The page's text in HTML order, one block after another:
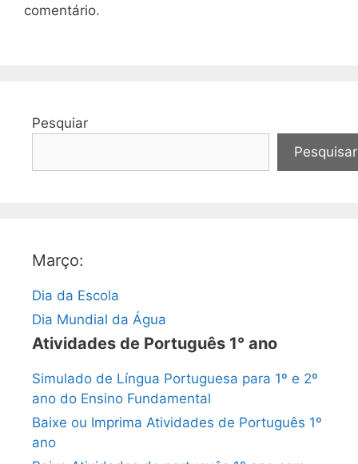
comentário.
Pesquiar
Pesquisar
Março:
Dia da Escola
Dia Mundial da Água
Atividades de Português 1° ano
Simulado de Língua Portuguesa para 1º e 2º
ano do Ensino Fundamental
Baixe ou Imprima Atividades de Português 1º
ano